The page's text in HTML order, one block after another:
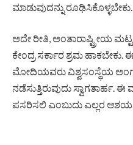
ಮಾಡುವುದನ್ನು ರೂಢಿಸಿಕೊಳ್ಳಬೇಕು.
ಅದೇ ರೀತಿ, ಅಂತಾರಾಷ್ಟ್ರೀಯ
ಕೇಂದ್ರ ಸರ್ಕಾರ ಶ್ರಮ ಹಾಕಬೇಕು.
ಮೋದಿಯವರು ವಿಶ್ವಸಂಸ್ಥೆಯ
ನಡೆಸುತ್ತಿರುವುದು ಸ್ವಾಗತಾರ್ಹ.
ಪಸರಿಸಲಿ ಎಂಬುದು ಎಲ್ಲರ